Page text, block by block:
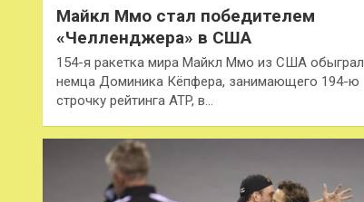
Майкл Ммо стал победителем
«Челленджера» в США
154-я ракетка мира Майкл Ммо из США обыграл
немца Доминика Кёпфера, занимающего 194-ю
строчку рейтинга ATP, в…